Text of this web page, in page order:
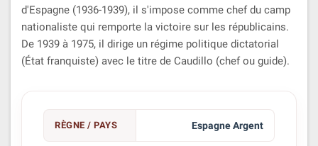
d'Espagne (1936-1939), il s'impose comme chef du camp
nationaliste qui remporte la victoire sur les républicains.
De 1939 à 1975, il dirige un régime politique dictatorial
(État franquiste) avec le titre de Caudillo (chef ou guide).
RÈGNE / PAYS Espagne Argent